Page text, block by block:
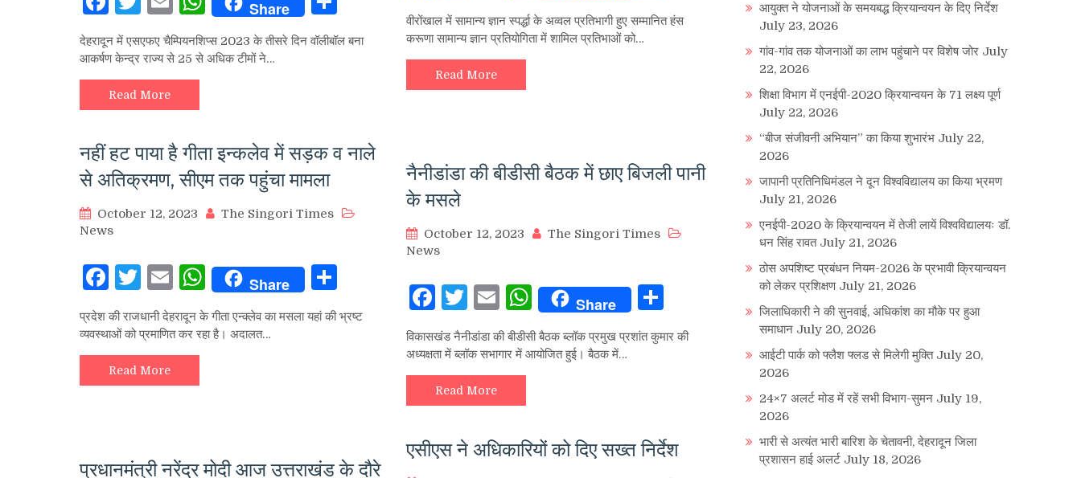
Share
देहरादून में एसएफए चैम्पियनशिप्स 2023 के तीसरे दिन वॉलीबॉल बना
आकर्षण केन्द्र राज्य से 25 से अधिक टीमों ने…
Read More
वीरोंखाल में सामान्य ज्ञान स्पर्द्धा के अव्वल प्रतिभागी हुए सम्मानित हंस
करूणा सामान्य ज्ञान प्रतियोगिता में शामिल प्रतिभाओं को…
Read More
नहीं हट पाया है गीता इन्कलेव में सड़क व नाले
से अतिक्रमण, सीएम तक पहुंचा मामला
October 12, 2023
The Singori Times
News
Facebook
Twitter
EmailWhatsApp
Share
प्रदेश की राजधानी देहरादून के गीता एन्क्लेव का मसला यहां की भ्रष्ट
व्यवस्थाओं को प्रमाणित कर रहा है। अदालत…
Read More
नैनीडांडा की बीडीसी बैठक में छाए बिजली पानी
के मसले
October 12, 2023
The Singori Times
News
Facebook
Twitter
EmailWhatsApp
Share
विकासखंड नैनीडांडा की बीडीसी बैठक ब्लॉक प्रमुख प्रशांत कुमार की
अध्यक्षता में ब्लॉक सभागार में आयोजित हुई। बैठक में…
Read More
प्रधानमंत्री नरेंद्र मोदी आज उत्तराखंड के दौरे
एसीएस ने अधिकारियों को दिए सख्त निर्देश
आयुक्त ने योजनाओं के समयबद्ध क्रियान्वयन के दिए निर्देश
July 23, 2026
गांव-गांव तक योजनाओं का लाभ पहुंचाने पर विशेष जोर July
22, 2026
शिक्षा विभाग में एनईपी-2020 क्रियान्वयन के 71 लक्ष्य पूर्ण
July 22, 2026
“बीज संजीवनी अभियान” का किया शुभारंभ July 22,
2026
जापानी प्रतिनिधिमंडल ने दून विश्वविद्यालय का किया भ्रमण
July 21, 2026
एनईपी-2020 के क्रियान्वयन में तेजी लायें विश्वविद्यालयः डॉ.
धन सिंह रावत July 21, 2026
ठोस अपशिष्ट प्रबंधन नियम-2026 के प्रभावी क्रियान्वयन
को लेकर प्रशिक्षण July 21, 2026
जिलाधिकारी ने की सुनवाई, अधिकांश का मौके पर हुआ
समाधान July 20, 2026
आईटी पार्क को फ्लैश फ्लड से मिलेगी मुक्ति July 20,
2026
24×7 अलर्ट मोड में रहें सभी विभाग-सुमन July 19,
2026
भारी से अत्यंत भारी बारिश के चेतावनी, देहरादून जिला
प्रशासन हाई अलर्ट July 18, 2026